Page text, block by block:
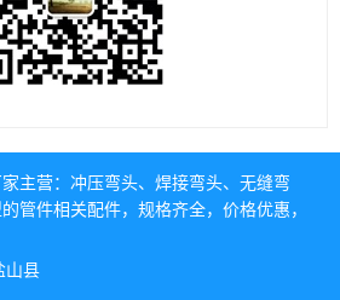
主营： 冲压弯头、 焊接弯头、 无缝弯
管件相关配件，规格齐全，价格优惠，
山县